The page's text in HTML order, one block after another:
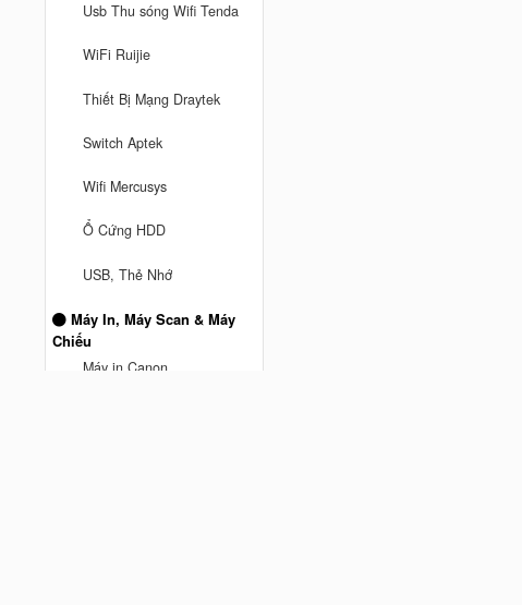
Minh
vừa mua
Mesh Wifi TPLink DECO M5 3
hãng
Usb Thu sóng Wifi Tenda
WiFi Ruijie
Thiết Bị Mạng Draytek
Switch Aptek
Wifi Mercusys
Ổ Cứng HDD
USB, Thẻ Nhớ
Máy In, Máy Scan & Máy
Chiếu
Máy in Canon